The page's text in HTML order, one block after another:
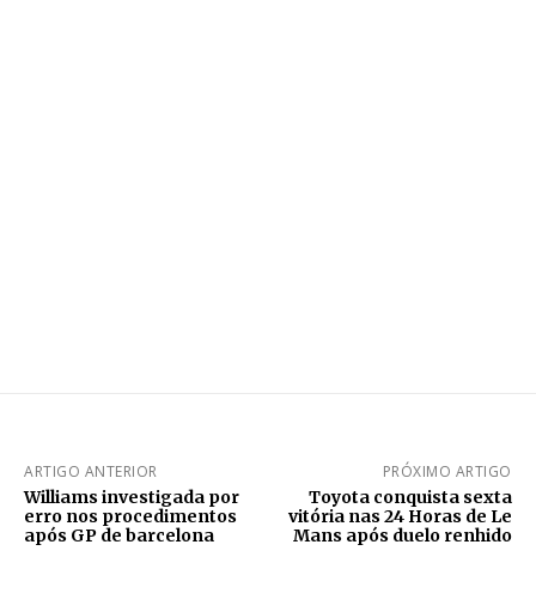
ARTIGO ANTERIOR
Williams investigada por
erro nos procedimentos
após GP de barcelona
PRÓXIMO ARTIGO
Toyota conquista sexta
vitória nas 24 Horas de Le
Mans após duelo renhido